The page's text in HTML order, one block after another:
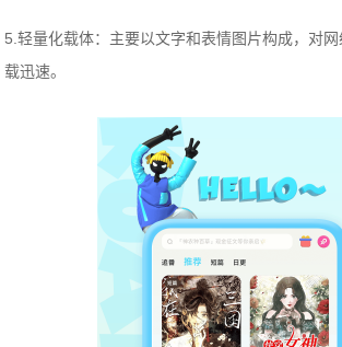
5.轻量化载体：主要以文字和表情图片构成，对
载迅速。